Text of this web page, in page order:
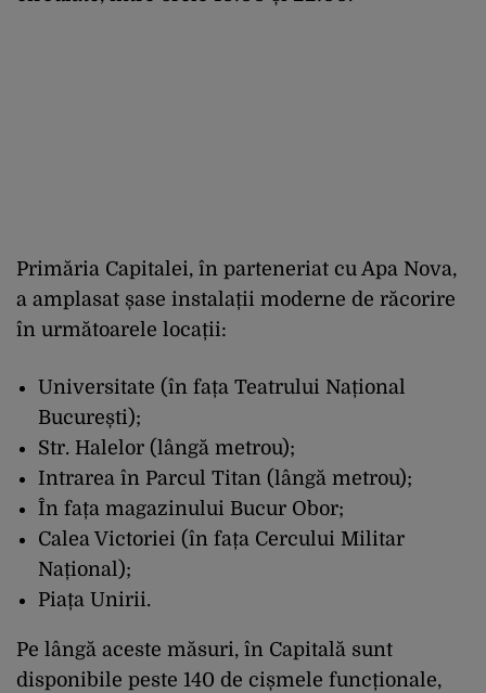
Primăria Capitalei, în parteneriat cu Apa Nova,
a amplasat șase instalații moderne de răcorire
în următoarele locații:
Universitate (în fața Teatrului Național
București);
Str. Halelor (lângă metrou);
Intrarea în Parcul Titan (lângă metrou);
În fața magazinului Bucur Obor;
Calea Victoriei (în fața Cercului Militar
Național);
Piața Unirii.
Pe lângă aceste măsuri, în Capitală sunt
disponibile peste 140 de cișmele funcționale,